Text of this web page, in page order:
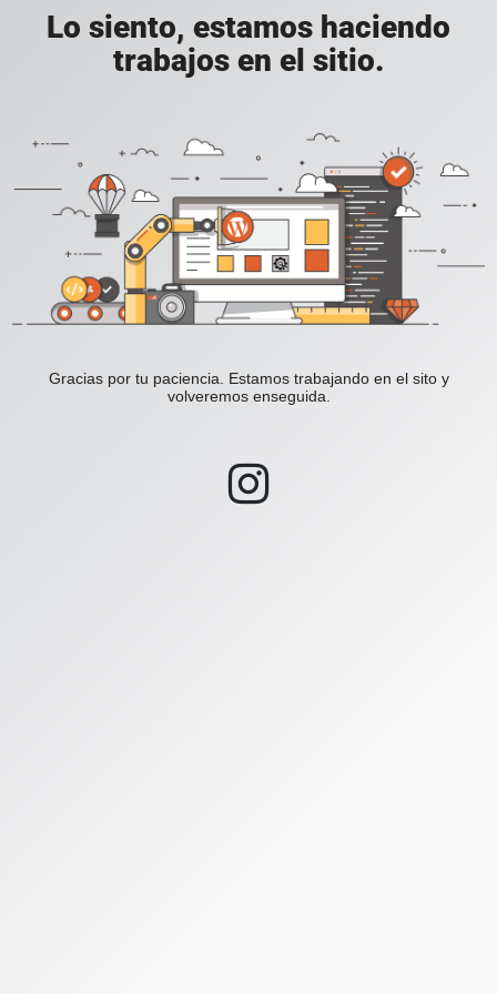
Lo siento, estamos haciendo
trabajos en el sitio.
Gracias por tu paciencia. Estamos trabajando en el sito y
volveremos enseguida.